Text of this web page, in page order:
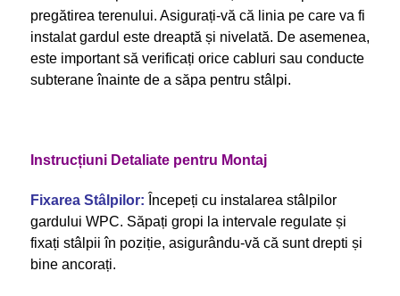
pregătirea terenului. Asigurați-vă că linia pe care va fi
instalat gardul este dreaptă și nivelată. De asemenea,
este important să verificați orice cabluri sau conducte
subterane înainte de a săpa pentru stâlpi.
Instrucțiuni Detaliate pentru Montaj
Fixarea Stâlpilor: Începeți cu instalarea stâlpilor
gardului WPC. Săpați gropi la intervale regulate și
fixați stâlpii în poziție, asigurându-vă că sunt drepti și
bine ancorați.